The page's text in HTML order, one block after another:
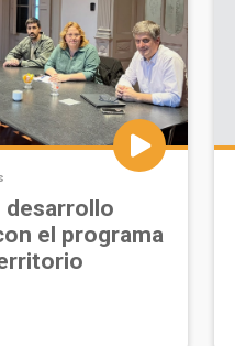
desarrollo
el programa